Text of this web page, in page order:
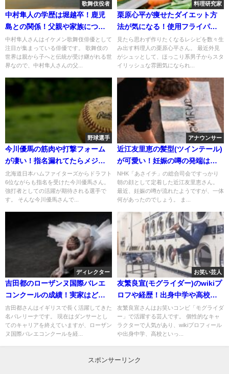
歌舞伎役者
中村隼人の学歴は堀越卒！鹿児
島との関係！父親や家族につい
て！
中村隼人さんはイケメン歌舞伎俳優として
注目が集まっている俳優です。 歌舞伎の
世界は親から子へと伝統が受け継がれる世
界なので、中村隼人さんの父...
料理研究家
栗原心平が痩せたダイエット方
法が気になる！使用フライパン
や鍋も調査！
見たら思わず作りたくなるレシピを数々生
み出す料理人の栗原心平さん。 最近外見
がシュッとして、ほっこり系男子からスタ
イリッシュな雰囲気になられ...
野球選手
今川優馬の筋肉や打撃フォーム
が凄い！指名漏れてたらメジャ
ー入団の噂について！
北海道日本ハムファイターズからドラフト
6位ながらも指名を受けた今川優馬さん。
強打者としての活躍が期待される選手で
す。 そんな今川優馬さんで...
アナウンサー
近江友里恵の髪型(ツインテール)
が可愛い！妊娠の噂の発端は？
父親について！
NHK「あさイチ」の総合司会ですっかり
朝の顔として定着した近江友里恵さん。
最近、妊娠の噂が流れたようですが、一体
何があったのでしょう。 ま...
ディレクター
吉田都のローザンヌ国際バレエ
コンクールの成績！実家はど
こ？食事の特徴を調査！
吉田都さんはイギリスで長く活躍してきた
名バレリーナです。 現在はダンサーとし
てのキャリアを終えていますが、ローザン
ヌ国際バレエコンクールを経...
お笑い芸人
友繁良宣(モグライダー)のwikiプ
ロフや経歴！出身中学や高校は
どこ？
友繁良宣さんはお笑いコンビ「モグライダ
ー」で活躍する芸人です。 個性的なキャ
ラクターで人気があり、wikiプロフィール
や出身中学、高校といっ...
スポンサーリンク